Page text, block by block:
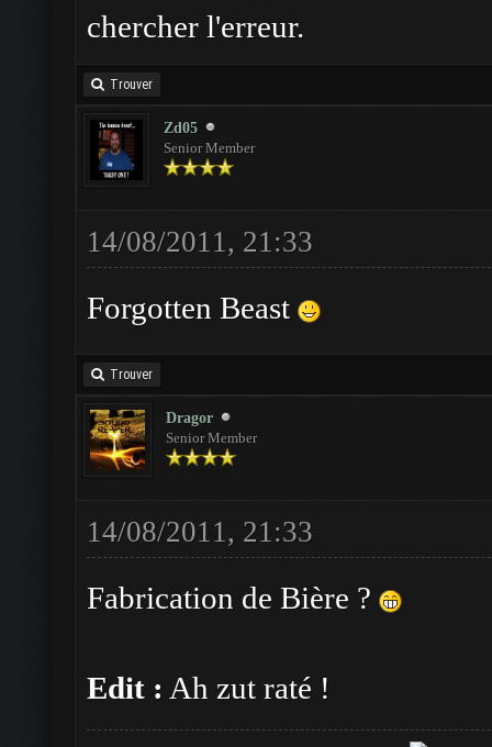
chercher l'erreur.
Trouver
Zd05
Senior Member
14/08/2011, 21:33
Forgotten Beast
Trouver
Dragor
Senior Member
14/08/2011, 21:33
Fabrication de Bière ?
Edit : Ah zut raté !